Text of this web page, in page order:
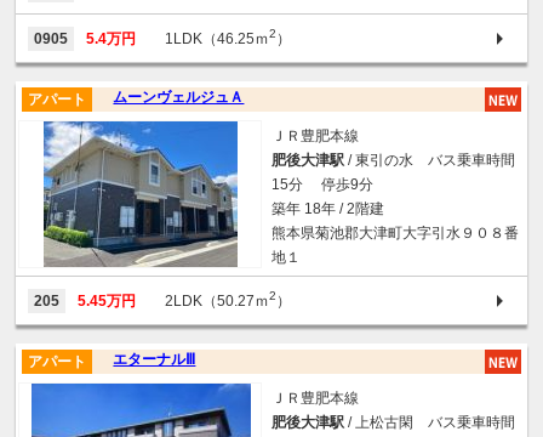
0905 5.4万円 1LDK（46.25ｍ2 ）
ムーンヴェルジュＡ
アパート
ＪＲ豊肥本線
肥後大津駅 / 東引の水 バス乗車時間
15分 停歩9分
築年 18年 / 2階建
熊本県菊池郡大津町大字引水９０８番
地１
205 5.45万円 2LDK（50.27ｍ2 ）
エターナルⅢ
アパート
ＪＲ豊肥本線
肥後大津駅 / 上松古閑 バス乗車時間